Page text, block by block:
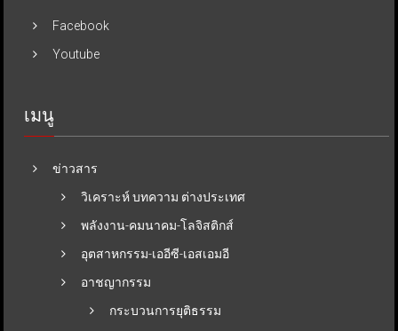
Facebook
Youtube
เมนู
ข่าวสาร
วิเคราะห์ บทความ ต่างประเทศ
พลังงาน-คมนาคม-โลจิสติกส์
อุตสาหกรรม-เออีซี-เอสเอมอี
อาชญากรรม
กระบวนการยุติธรรม